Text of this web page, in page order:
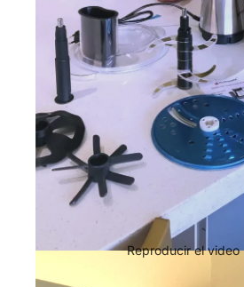
Reproducir el video